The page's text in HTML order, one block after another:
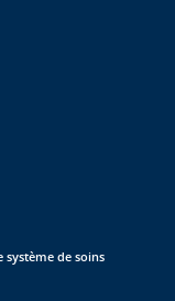
de soins